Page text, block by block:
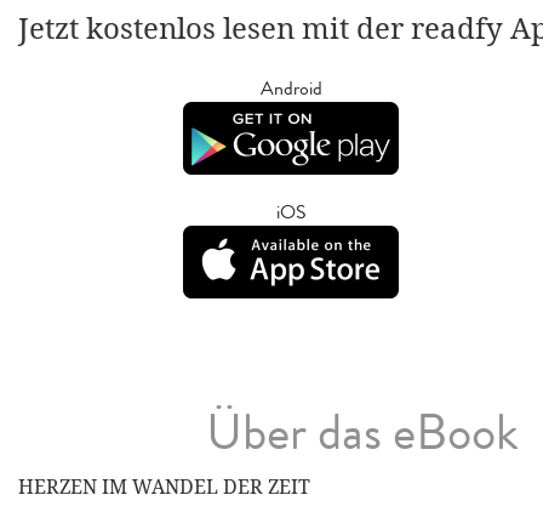
Jetzt kostenlos lesen mit der readfy
Android
iOS
Über das eBook
HERZEN IM WANDEL DER ZEIT